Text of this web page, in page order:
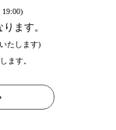
ます。
たします)
ます。